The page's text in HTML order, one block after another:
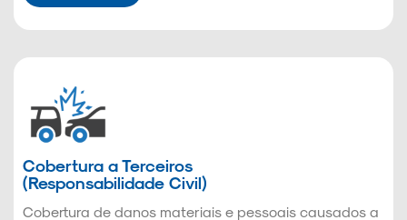
Cobertura a Terceiros
(Responsabilidade Civil)
Cobertura de danos materiais e pessoais causados a